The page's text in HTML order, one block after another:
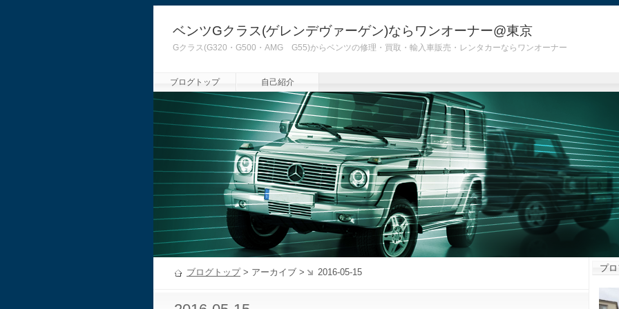
ベンツGクラス(ゲレンデヴァーゲン)ならワンオーナー@東京
Gクラス(G320・G500・AMG G55)からベンツの修理・買取・輸入車販売・レンタカーならワンオーナー
ブログトップ 自己紹介
ブログトップ> アーカイブ > 2016-05-15 プ